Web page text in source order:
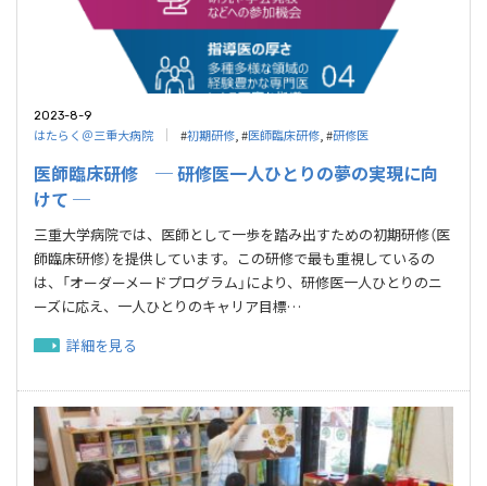
2023-8-9
はたらく＠三重大病院 #初期研修 , #医師臨床研修 , #研修医
医師臨床研修 ─ 研修医一人ひとりの夢の実現に向
けて ─
三重大学病院では、医師として一歩を踏み出すための初期研修（医
師臨床研修）を提供しています。この研修で最も重視しているの
は、「オーダーメードプログラム」により、研修医一人ひとりのニ
ーズに応え、一人ひとりのキャリア目標…
詳細を見る